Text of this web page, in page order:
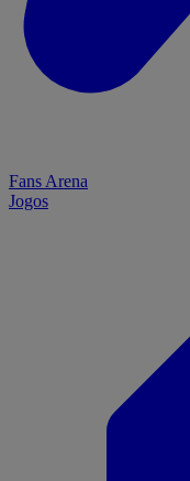
Fans Arena
Jogos